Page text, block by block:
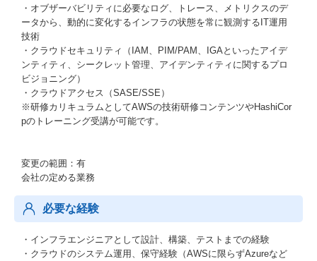
・オブザーバビリティに必要なログ、トレース、メトリクスのデ
ータから、動的に変化するインフラの状態を常に観測するIT運用
技術
・クラウドセキュリティ（IAM、PIM/PAM、IGAといったアイデ
ンティティ、シークレット管理、アイデンティティに関するプロ
ビジョニング）
・クラウドアクセス（SASE/SSE）
※研修カリキュラムとしてAWSの技術研修コンテンツやHashiCor
pのトレーニング受講が可能です。
変更の範囲：有
会社の定める業務
必要な経験
・インフラエンジニアとして設計、構築、テストまでの経験
・クラウドのシステム運用、保守経験（AWSに限らずAzureなど